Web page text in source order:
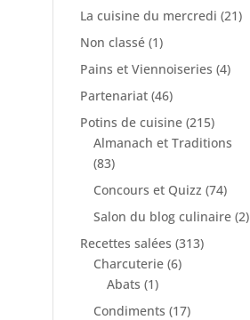
La cuisine du mercredi (21)
Non classé(1)
Pains et Viennoiseries (4)
Partenariat(46)
Potins de cuisine(215)
Almanach et Traditions
(83)
Concours et Quizz (74)
Salon du blog culinaire(2)
Recettes salées (313)
Charcuterie(6)
Abats (1)
Condiments (17)